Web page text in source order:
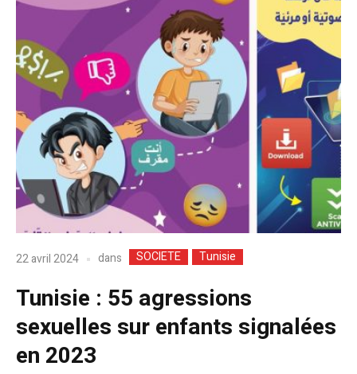
22 avril 2024 dans SOCIETE Tunisie
Tunisie : 55 agressions
sexuelles sur enfants signalées
en 2023